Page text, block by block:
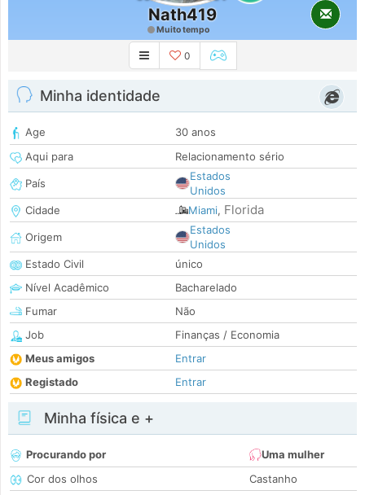
Nath419
Muito tempo
0
Minha identidade
Age
30 anos
Aqui para
Relacionamento sério
País
Estados
Unidos
Cidade
Miami, Florida
Origem
Estados
Unidos
Estado Civil
único
Nível Acadêmico
Bacharelado
Fumar
Não
Job
Finanças / Economia
Meus amigos
Entrar
Registado
Entrar
Minha física e +
Procurando por
Uma mulher
Cor dos olhos
Castanho